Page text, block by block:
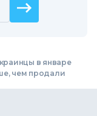
в январе
чем продали